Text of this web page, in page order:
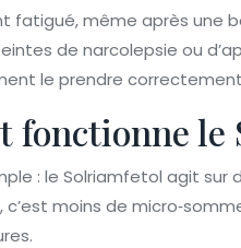
fatigué, même après une
de narcolepsie ou
le prendre
fonctionne le
: le Solriamfetol agit
c’est moins de